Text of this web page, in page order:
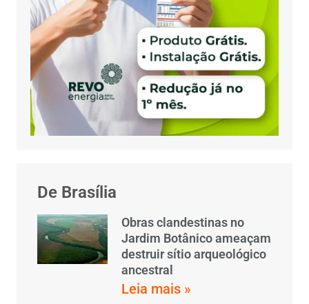
De Brasília
Obras clandestinas no
Jardim Botânico ameaçam
destruir sítio arqueológico
ancestral
Leia mais »